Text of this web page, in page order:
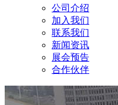
公司介绍
加入我们
联系我们
新闻资讯
展会预告
合作伙伴